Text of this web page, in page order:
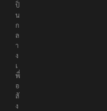
ป็
น
ก
ล
า
ง
เ
พื่
อ
สั
ง